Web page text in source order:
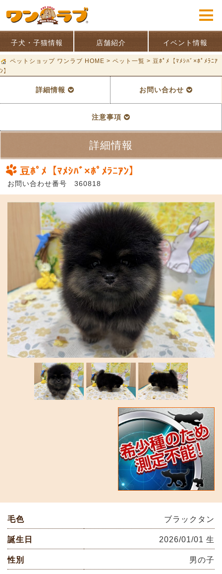
子犬・子猫情報 店舗紹介 イベント情報
ペットショップ ワンラブ HOME > ペット一覧 > 豆ﾎﾟﾒ【ﾏﾒｼﾊﾞ×ﾎﾟﾒﾗﾆｱ
ﾝ】
詳細情報 お問い合わせ
注意事項
詳細情報
豆ﾎﾟﾒ【ﾏﾒｼﾊﾞ×ﾎﾟﾒﾗﾆｱﾝ】
お問い合わせ番号 360818
毛色 ブラックタン
誕生日 2026/01/01 生
性別 男の子